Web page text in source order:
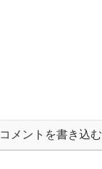
コメントを書き込む